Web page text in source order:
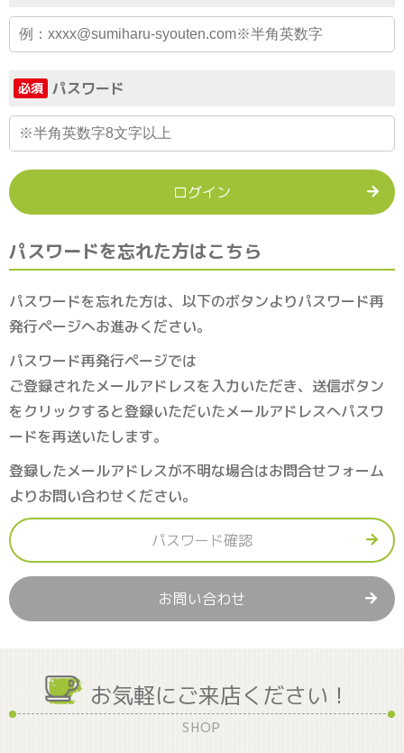
必須 パスワード
ログイン
パスワードを忘れた方はこちら
パスワードを忘れた方は、以下のボタンよりパスワード再
発行ページへお進みください。
パスワード再発行ページでは
ご登録されたメールアドレスを入力いただき、送信ボタン
をクリックすると登録いただいたメールアドレスへパスワ
ードを再送いたします。
登録したメールアドレスが不明な場合はお問合せフォーム
よりお問い合わせください。
パスワード確認
お問い合わせ
お気軽にご来店ください！
SHOP